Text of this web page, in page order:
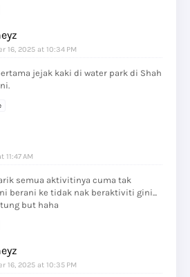
16, 2025 at 10:34 PM
jejak kaki di water park di Shah
AM
semua aktivitinya cuma tak
berani ke tidak nak beraktiviti gini...
but haha
16, 2025 at 10:35 PM